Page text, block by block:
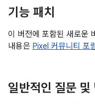
기능 패치
이 버전에 포함된 새로운
내용은 Pixel 커뮤니티 포
일반적인 질문 및